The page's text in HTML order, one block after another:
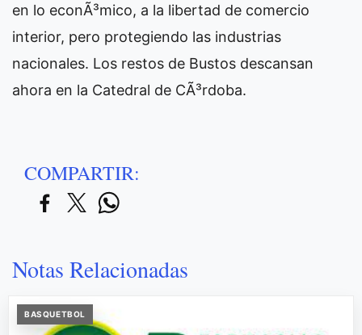
en lo econÃ³mico, a la libertad de comercio
interior, pero protegiendo las industrias
nacionales. Los restos de Bustos descansan
ahora en la Catedral de CÃ³rdoba.
COMPARTIR:
Notas Relacionadas
BASQUETBOL